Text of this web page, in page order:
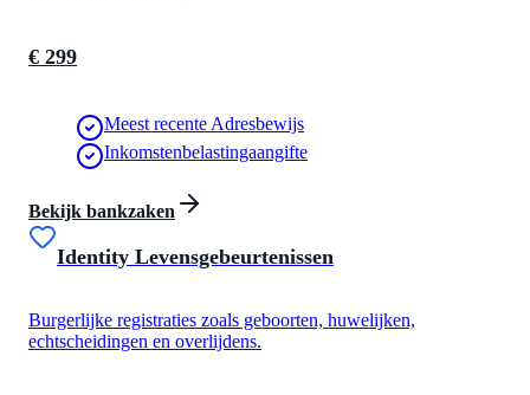
€ 299
Meest recente Adresbewijs
Inkomstenbelastingaangifte
Bekijk bankzaken
Identity Levensgebeurtenissen
Burgerlijke registraties zoals geboorten, huwelijken,
echtscheidingen en overlijdens.